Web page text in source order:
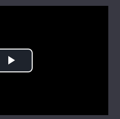
Регіони
Play